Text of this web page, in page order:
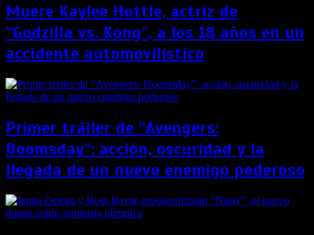
Muere Kaylee Hottle, actriz de
“Godzilla vs. Kong”, a los 18 años en un
accidente automovilístico
Primer tráiler de “Avengers:
Doomsday”: acción, oscuridad y la
llegada de un nuevo enemigo poderoso